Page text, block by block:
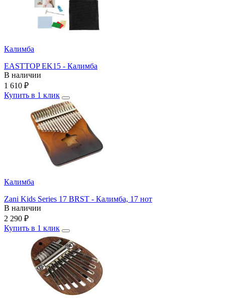
Калимба
EASTTOP EK15 - Калимба
В наличии
1 610 ₽
Купить в 1 клик
Калимба
Zani Kids Series 17 BRST - Калимба, 17 нот
В наличии
2 290 ₽
Купить в 1 клик